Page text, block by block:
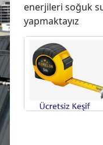
enerjileri soğuk
yapmaktayız